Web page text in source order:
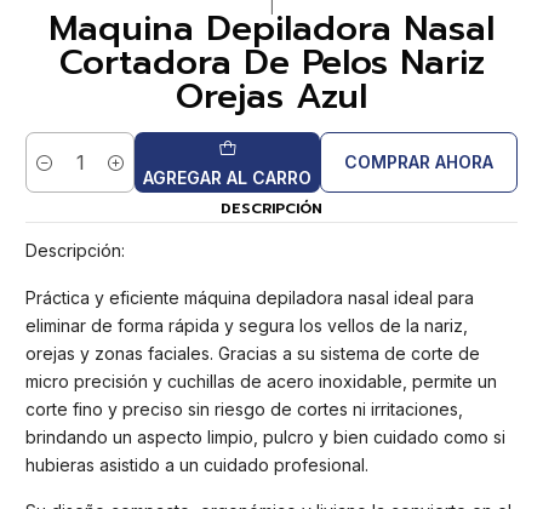
Maquina Depiladora Nasal
Cortadora De Pelos Nariz
Orejas Azul
Cantidad AGREGAR AL CARRO
COMPRAR AHORA
DESCRIPCIÓN
Descripción:
Práctica y eficiente máquina depiladora nasal ideal para
eliminar de forma rápida y segura los vellos de la nariz,
orejas y zonas faciales. Gracias a su sistema de corte de
micro precisión y cuchillas de acero inoxidable, permite un
corte fino y preciso sin riesgo de cortes ni irritaciones,
brindando un aspecto limpio, pulcro y bien cuidado como si
hubieras asistido a un cuidado profesional.